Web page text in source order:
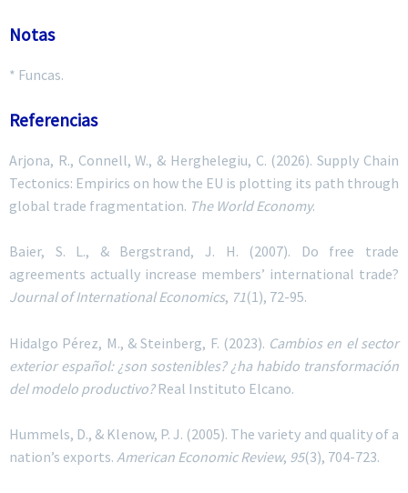
Notas
* Funcas.
Referencias
Arjona, R., Connell, W., & Herghelegiu, C. (2026). Supply Chain
Tectonics: Empirics on how the EU is plotting its path through
global trade fragmentation. The World Economy.
Baier, S. L., & Bergstrand, J. H. (2007). Do free trade
agreements actually increase members’ international trade?
Journal of International Economics, 71(1), 72-95.
Hidalgo Pérez, M., & Steinberg, F. (2023). Cambios en el sector
exterior español: ¿son sostenibles? ¿ha habido transformación
del modelo productivo? Real Instituto Elcano.
Hummels, D., & Klenow, P. J. (2005). The variety and quality of a
nation’s exports. American Economic Review, 95(3), 704-723.